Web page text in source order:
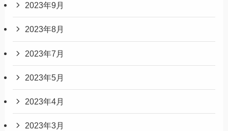
2023年9月
2023年8月
2023年7月
2023年5月
2023年4月
2023年3月